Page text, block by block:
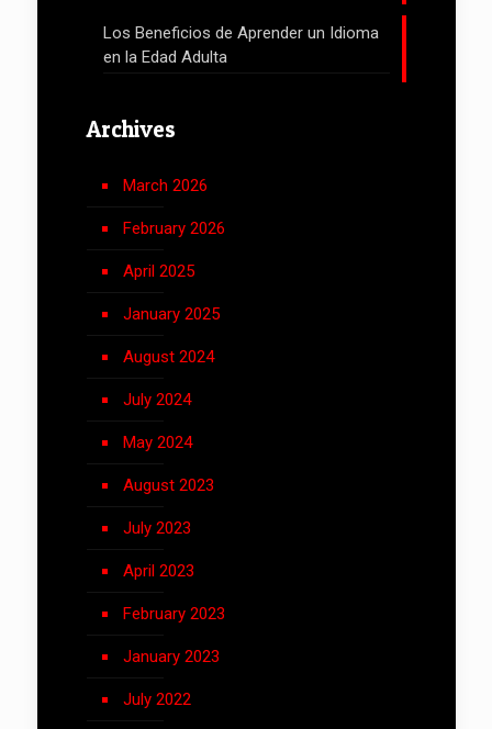
Los Beneficios de Aprender un Idioma
en la Edad Adulta
Archives
March 2026
February 2026
April 2025
January 2025
August 2024
July 2024
May 2024
August 2023
July 2023
April 2023
February 2023
January 2023
July 2022